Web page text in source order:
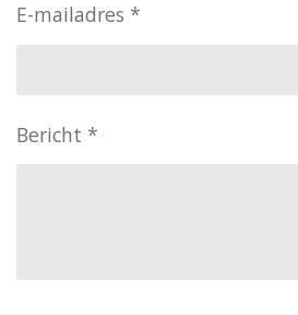
E-mailadres *
Bericht *